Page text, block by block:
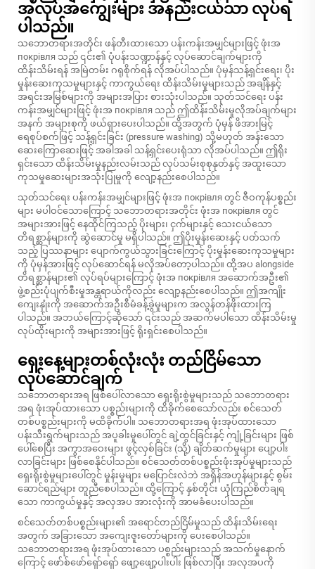
အလုပ်အကျွေးများ အနည်းငယ်သာ လုပ်ရ
ပါသည်။
သဘောတရားအတိုင်း ဖန်တီးထားသော ပန်းကန်းအမျှင်များဖြင့် ဖုံးအ
покрівля သည် ၎င်း၏ ပုံပန်းသဏ္ဍာန်နှင့် လုပ်ဆောင်ချက်များကို
ထိန်းသိမ်းရန် အမြဲတမ်း ဂရုစိုက်ရန် လိုအပ်ပါသည်။ ပုံမှန်သန့်ရှင်းရေး၊ ပိုး
မှုန်းဆေးကုသမှုများနှင့် ကာကွယ်ရေး ထိန်းသိမ်းမှုများသည် အချိန်နှင့်
အရင်းအမြစ်များကို အများအပြား စားသုံးပါသည်။ သုတ်သင်ရေး ပန်း
ကန်းအမျှင်များဖြင့် ဖုံးအ покрівля သည် ဤထိန်းသိမ်းမှုလိုအပ်ချက်များ
အနက် အများစုကို ဖယ်ရှားပေးပါသည်။ ထို့အတွက် ပုံမှန် ဖိအားမြင့်
ရေစုပ်စက်ဖြင့် သန့်ရှင်းခြင်း (pressure washing) သို့မဟုတ် အန်းသော
ဆေးကြောဆေးဖြင့် အခါအခါ သန့်ရှင်းပေးရုံသာ လိုအပ်ပါသည်။ ဤရိုး
ရှင်းသော ထိန်းသိမ်းမှုနည်းလမ်းသည် လုပ်သမ်းစုစုနုတ်နှင့် အထူးသော
ကုသမှုဆေးများအသုံးပြုမှုကို လျော့နည်းစေပါသည်။
သုတ်သင်ရေး ပန်းကန်းအမျှင်များဖြင့် ဖုံးအ покрівля တွင် ဇီဝကုန်ပစ္စည်း
များ မပါဝင်သောကြောင့် သဘောတရားအတိုင်း ဖုံးအ покрівля တွင်
အများအားဖြင့် နေထိုင်ကြသည့် ပိုးများ၊ ငှက်များနှင့် သေးငယ်သော
တိရစ္ဆာန်များကို ဆွဲဆောင်မှု မရှိပါသည်။ ဤပိုးမှုန်းဆေးနှင့် ပတ်သက်
သည့် ပြဿနာများ ပျောက်ကွယ်သွားခြင်းကြောင့် ပိုးမှုန်းဆေးကုသမှုများ
ကို ပုံမှန်အားဖြင့် လုပ်ဆောင်ရန် မလိုအပ်တော့ပါသည်။ ထို့အပ alongside
တိရစ္ဆာန်များ၏ လုပ်ရပ်များကြောင့် ဖုံးအ покрівля အဆောက်အဦး၏
ဖွဲ့စည်းပုံပျက်စီးမှုအန္တရာယ်ကိုလည်း လျော့နည်းစေပါသည်။ ဤအကျိုး
ကျေးနှုံးကို အဆောက်အဦးစီမံခန့်ခွဲမှုများက အလွန်တန်ဖိုးထားကြ
ပါသည်။ အဘယ်ကြောင့်ဆိုသော် ၎င်းသည် အဆက်မပါသော ထိန်းသိမ်းမှု
လုပ်ထိုးများကို အများအားဖြင့် ရိုးရှင်းစေပါသည်။
ရှေးနေ့များတစ်လုံးလုံး တည်ငြိမ်သော
လုပ်ဆောင်ချက်
သဘောတရားအရ ဖြစ်ပေါ်လာသော ရှေးရိုးစွဲမှုများသည် သဘောတရား
အရ ဖုံးအုပ်ထားသော ပစ္စည်းများကို ထိခိုက်စေသော်လည်း စင်သေတ်
တစ်ပစ္စည်းများကို မထိခိုက်ပါ။ သဘောတရားအရ ဖုံးအုပ်ထားသော
ပန်းသီးရွက်များသည် အပူခါးမှုပေါ်တွင် ချဲ့ထွင်ခြင်းနှင့် ကျုံ့ခြင်းများ ဖြစ်
ပေါ်စေပြီး အကွာအဝေးများ ဖွင့်လှစ်ခြင်း (သို့) ချိတ်ဆက်မှုများ ပျော့ပါး
လာခြင်းများ ဖြစ်စေနိုင်ပါသည်။ စင်သေတ်တစ်ပစ္စည်းဖုံးအုပ်မှုများသည်
ရှေးရိုးစွဲမှုများပေါ်တွင် မှုန်းမှုများ မပြောင်းလဲဘဲ အရှိန်အဟုန်များနှင့် စွမ်း
ဆောင်ရည်များ တူညီစေပါသည်။ ထို့ကြောင့် နှစ်တိုင်း ယုံကြည်စိတ်ချရ
သော ကာကွယ်မှုနှင့် အလှအပ အားလုံးကို အာမခံပေးပါသည်။
စင်သေတ်တစ်ပစ္စည်းများ၏ အရောင်တည်ငြိမ်မှုသည် ထိန်းသိမ်းရေး
အတွက် အခြားသော အကျေးဇူးတော်များကို ပေးစေပါသည်။
သဘောတရားအရ ဖုံးအုပ်ထားသော ပစ္စည်းများသည် အသက်မှုနောက်
ကြောင့် ဖော်စ်ဖော်ရှော်ရှော် ဖျော့ဖျော့ပါးပါး ဖြစ်လာပြီး အလှအပကို